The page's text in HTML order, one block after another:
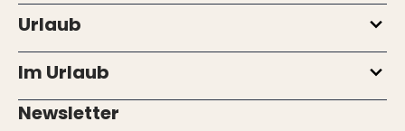
Urlaub
Im Urlaub
Newsletter